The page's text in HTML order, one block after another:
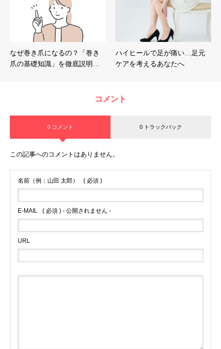
なぜ巻き爪になるの？「巻き
爪の基礎知識」を徹底説明…
ハイヒールで足が痛い…足元
ケアを考えるあなたへ
コメント
0 コメント 0 トラックバック
この記事へのコメントはありません。
名前（例：山田 太郎） ( 必須 )
E-MAIL ( 必須 ) - 公開されません -
URL